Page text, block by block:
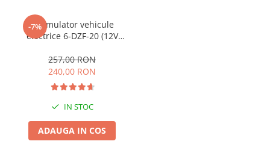
-7%
Acumulator vehicule
electrice 6-DZF-20 (12V
257,00 RON
240,00 RON
IN STOC
ADAUGA IN COS